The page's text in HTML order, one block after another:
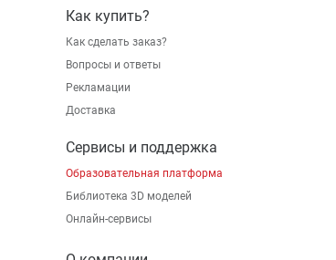
Как купить?
Как сделать заказ?
Вопросы и ответы
Рекламации
Доставка
Сервисы и поддержка
Образовательная платформа
Библиотека 3D моделей
Онлайн-сервисы